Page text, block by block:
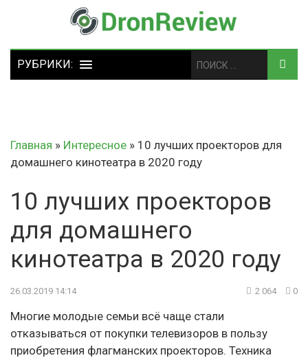
Главная » Интересное » 10 лучших проекторов для
домашнего кинотеатра в 2020 году
10 лучших проекторов
для домашнего
кинотеатра в 2020 году
26.03.2019 14:14 2 064 0
Многие молодые семьи всё чаще стали
отказываться от покупки телевизоров в пользу
приобретения флагманских проекторов. Техника